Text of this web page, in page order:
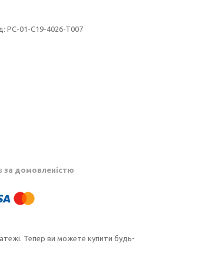
PC-01-C19-4026-T007
за домовленістю
Тепер ви можете купити будь-